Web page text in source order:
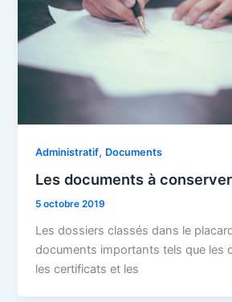
Administratif, Documents
Les documents à
5 octobre 2019
Les dossiers classés dans le
documents importants tels que les
les certificats et les